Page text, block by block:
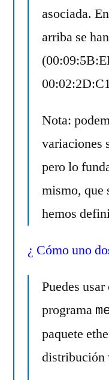
asociada.
arriba se
Nota:
variaciones
pero lo
mismo, que
hemos
¿ Cómo uno
Puedes usar
programa
paquete
distribución